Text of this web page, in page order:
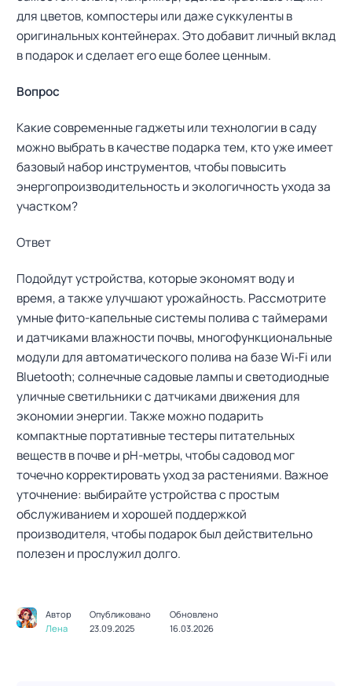
для цветов, компостеры или даже суккуленты в
оригинальных контейнерах. Это добавит личный вклад
в подарок и сделает его еще более ценным.
Вопрос
Какие современные гаджеты или технологии в саду
можно выбрать в качестве подарка тем, кто уже имеет
базовый набор инструментов, чтобы повысить
энергопроизводительность и экологичность ухода за
участком?
Ответ
Подойдут устройства, которые экономят воду и
время, а также улучшают урожайность. Рассмотрите
умные фито-капельные системы полива с таймерами
и датчиками влажности почвы, многофункциональные
модули для автоматического полива на базе Wi‑Fi или
Bluetooth; солнечные садовые лампы и светодиодные
уличные светильники с датчиками движения для
экономии энергии. Также можно подарить
компактные портативные тестеры питательных
веществ в почве и рН-метры, чтобы садовод мог
точечно корректировать уход за растениями. Важное
уточнение: выбирайте устройства с простым
обслуживанием и хорошей поддержкой
производителя, чтобы подарок был действительно
полезен и прослужил долго.
Автор
Лена
Опубликовано
23.09.2025
Обновлено
16.03.2026